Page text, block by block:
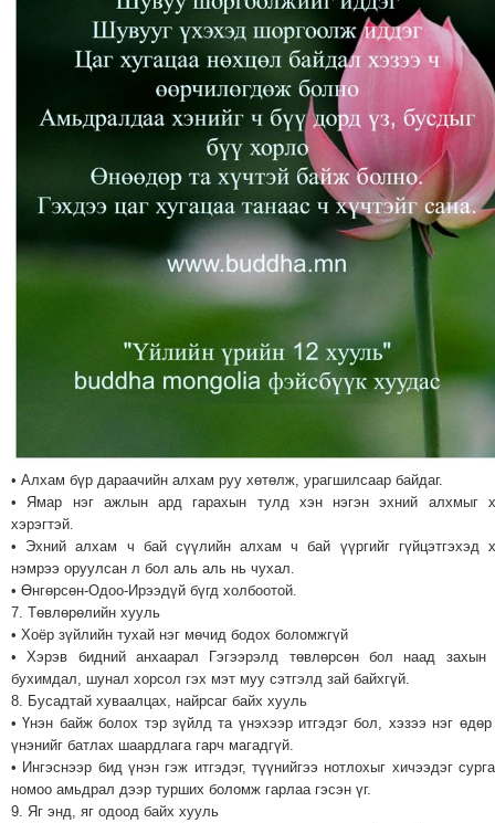
• Алхам бүр дараачийн алхам руу хөтөлж, урагшилсаар байдаг.
• Ямар нэг ажлын ард гарахын тулд хэн нэгэн эхний алхмыг
хэрэгтэй.
• Эхний алхам ч бай сүүлийн алхам ч бай үүргийг гүйцэтгэхэд
нэмрээ оруулсан л бол аль аль нь чухал.
• Өнгөрсөн-Одоо-Ирээдүй бүгд холбоотой.
7. Төвлөрөлийн хууль
• Хоёр зүйлийн тухай нэг мөчид бодох боломжгүй
• Хэрэв бидний анхаарал Гэгээрэлд төвлөрсөн бол наад захын
бухимдал, шунал хорсол гэх мэт муу сэтгэлд зай байхгүй.
8. Бусадтай хуваалцах, найрсаг байх хууль
• Үнэн байж болох тэр зүйлд та үнэхээр итгэдэг бол, хэзээ нэг өдөр
үнэнийг батлах шаардлага гарч магадгүй.
• Ингэснээр бид үнэн гэж итгэдэг, түүнийгээ нотлохыг хичээдэг
номоо амьдрал дээр турших боломж гарлаа гэсэн үг.
9. Яг энд, яг одоод байх хууль